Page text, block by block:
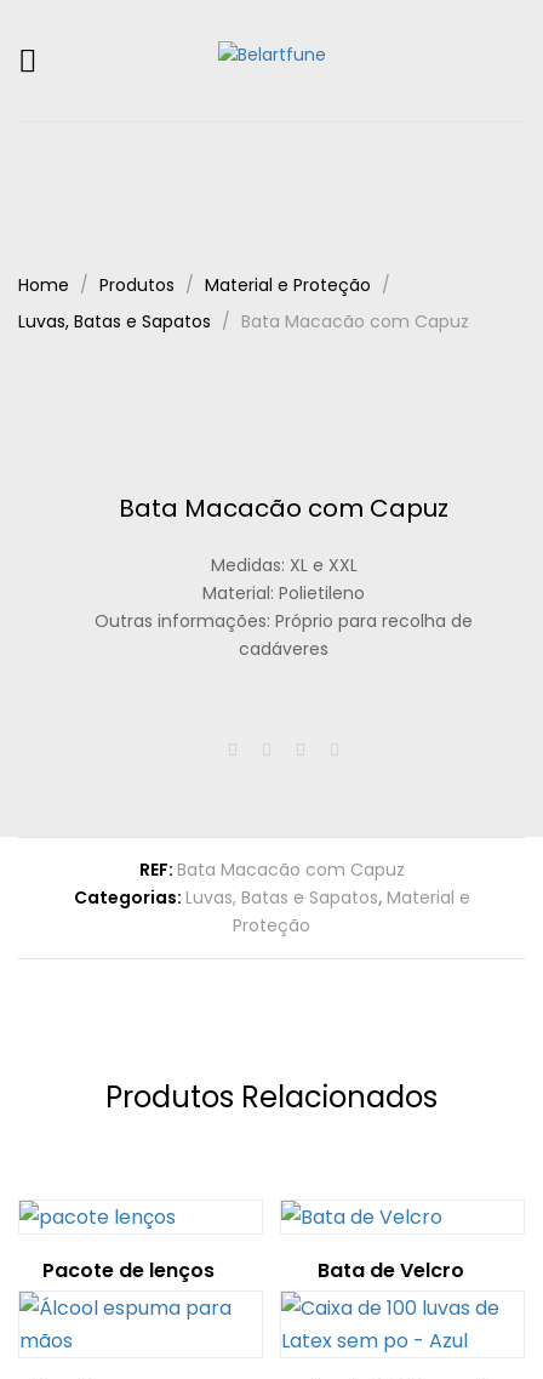
Home Produtos
Material e Proteção
Luvas, Batas e Sapatos
Bata Macacão com Capuz
Bata Macacão com Capuz
Medidas: XL e XXL
Material: Polietileno
Outras informações: Próprio para recolha de
cadáveres
REF: Bata Macacão com Capuz
Categorias: Luvas, Batas e Sapatos, Material e
Proteção
Produtos Relacionados
Pacote de lenços Bata de Velcro